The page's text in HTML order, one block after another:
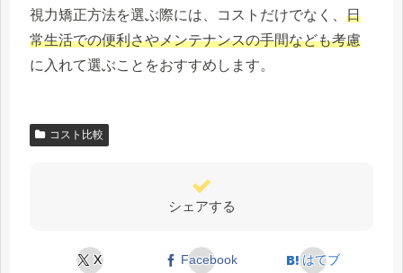
視力矯正方法を選ぶ際には、コストだけでなく、 日
常生活での便利さやメンテナンスの手間なども考慮
に入れて選ぶことをおすすめします。
コスト比較
シェアする
X Facebook はてブ